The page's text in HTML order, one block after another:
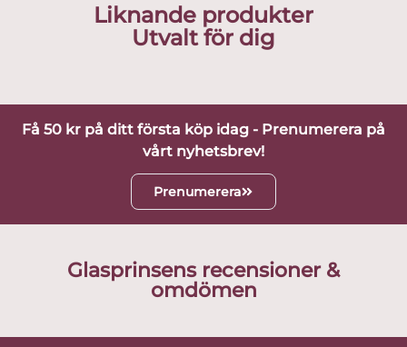
Liknande produkter
Utvalt för dig
Få 50 kr på ditt första köp idag - Prenumerera på
vårt nyhetsbrev!
Prenumerera
Glasprinsens recensioner &
omdömen